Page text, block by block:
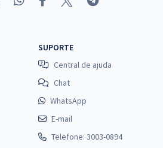
SUPORTE
Central de ajuda
Chat
WhatsApp
E-mail
Telefone: 3003-0894